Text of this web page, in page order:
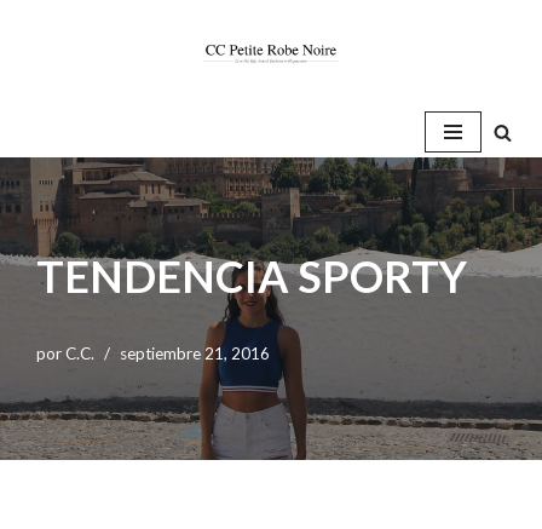
TENDENCIA SPORTY
porC.C. septiembre 21, 2016